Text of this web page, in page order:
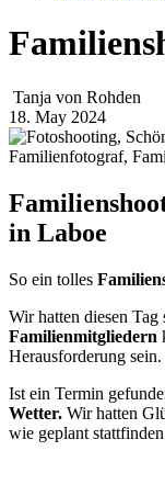
Tanja von Rohden
18. May 2024
in Laboe
So ein tolles
Wir hatten diesen Tag
Familienmitgliedern
Herausforderung sein.
Ist ein Termin
Wetter. Wir hatten
wie geplant stattfinden